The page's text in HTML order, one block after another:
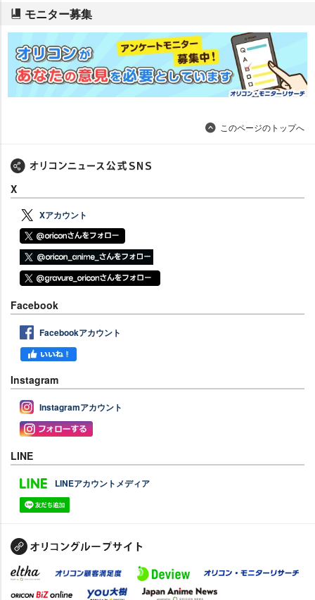
モニター募集
このページのトップへ
X
Xアカウント
Facebook
Facebookアカウント
Instagram
Instagramアカウント
LINE
LINEアカウントメディア